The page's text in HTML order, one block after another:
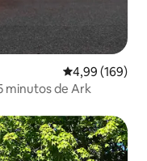
4,99 de uma
4,99 (169)
minutos de Ark